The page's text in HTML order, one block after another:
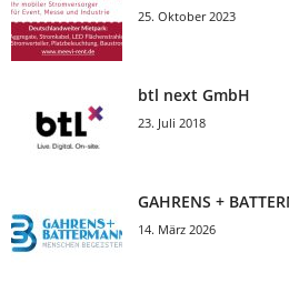
25. Oktober 2023
btl next GmbH
23. Juli 2018
GAHRENS +
14. März 2026